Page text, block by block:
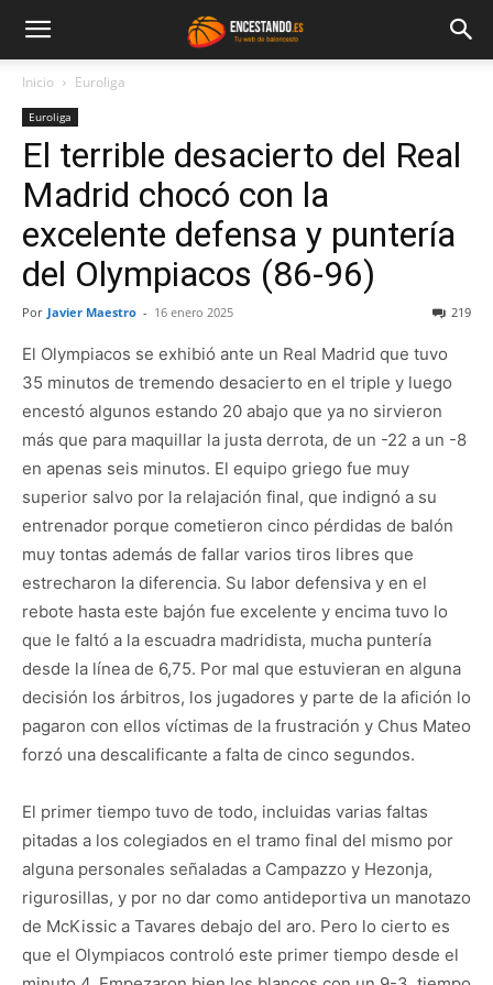
Inicio Euroliga
Euroliga
El terrible desacierto del Real
Madrid chocó con la
excelente defensa y puntería
del Olympiacos (86-96)
Por Javier Maestro - 16 enero 2025 219
El Olympiacos se exhibió ante un Real Madrid que tuvo
35 minutos de tremendo desacierto en el triple y luego
encestó algunos estando 20 abajo que ya no sirvieron
más que para maquillar la justa derrota, de un -22 a un -8
en apenas seis minutos. El equipo griego fue muy
superior salvo por la relajación final, que indignó a su
entrenador porque cometieron cinco pérdidas de balón
muy tontas además de fallar varios tiros libres que
estrecharon la diferencia. Su labor defensiva y en el
rebote hasta este bajón fue excelente y encima tuvo lo
que le faltó a la escuadra madridista, mucha puntería
desde la línea de 6,75. Por mal que estuvieran en alguna
decisión los árbitros, los jugadores y parte de la afición lo
pagaron con ellos víctimas de la frustración y Chus Mateo
forzó una descalificante a falta de cinco segundos.
El primer tiempo tuvo de todo, incluidas varias faltas
pitadas a los colegiados en el tramo final del mismo por
alguna personales señaladas a Campazzo y Hezonja,
rigurosillas, y por no dar como antideportiva un manotazo
de McKissic a Tavares debajo del aro. Pero lo cierto es
que el Olympiacos controló este primer tiempo desde el